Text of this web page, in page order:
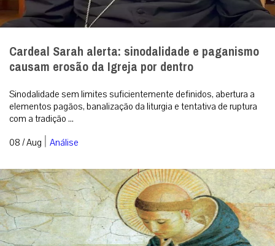
Cardeal Sarah alerta: sinodalidade e paganismo
causam erosão da Igreja por dentro
Sinodalidade sem limites suficientemente definidos, abertura a
elementos pagãos, banalização da liturgia e tentativa de ruptura
com a tradição ...
08 / Aug | Análise